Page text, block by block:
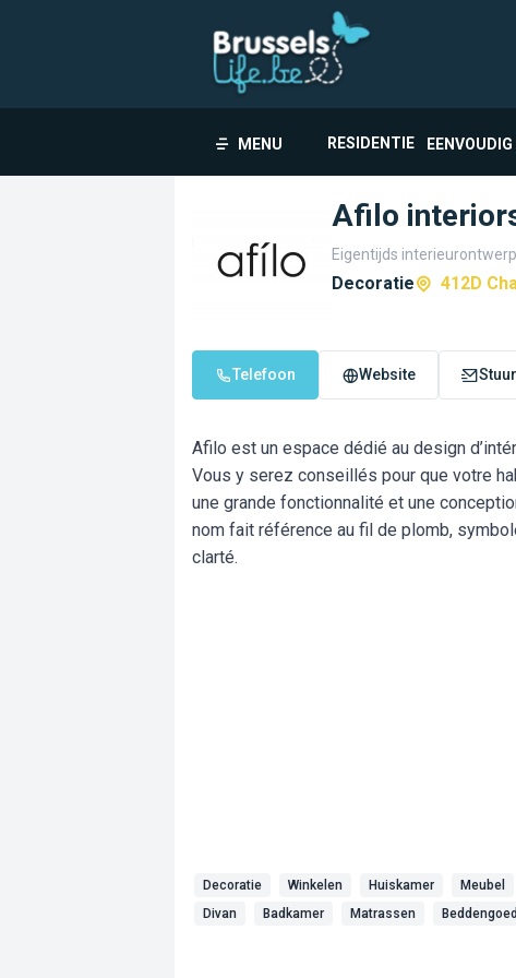
MENU RESIDENTIE
Afilo
Eigentijds
Decoratie 412D
Telefoon Website
Afilo est un espace dédié au design
Vous y serez conseillés pour que votre
une grande fonctionnalité et une
nom fait référence au fil de plomb,
clarté.
Decoratie Winkelen Huiskamer Meubel
Divan
Badkamer Matrassen Beddengoed